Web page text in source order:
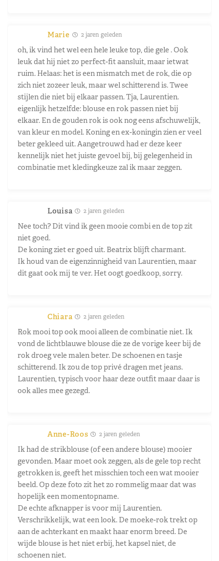
Marie 2 jaren geleden
oh, ik vind het wel een hele leuke top, die gele . Ook
leuk dat hij niet zo perfect-fit aansluit, maar ietwat
ruim. Helaas: het is een mismatch met de rok, die op
zich niet zozeer leuk, maar wel schitterend is. Twee
stijlen die niet bij elkaar passen. Tja, Laurentien.
eigenlijk hetzelfde: blouse en rok passen niet bij
elkaar. En de gouden rok is ook nog eens afschuwelijk,
van kleur en model. Koning en ex-koningin zien er veel
beter gekleed uit. Aangetrouwd had er deze keer
kennelijk niet het juiste gevoel bij, bij gelegenheid in
combinatie met kledingkeuze zal ik maar zeggen.
Louisa 2 jaren geleden
Nee toch? Dit vind ik geen mooie combi en de top zit
niet goed.
De koning ziet er goed uit. Beatrix blijft charmant.
Ik houd van de eigenzinnigheid van Laurentien, maar
dit gaat ook mij te ver. Het oogt goedkoop, sorry.
Chiara 2 jaren geleden
Rok mooi top ook mooi alleen de combinatie niet. Ik
vond de lichtblauwe blouse die ze de vorige keer bij de
rok droeg vele malen beter. De schoenen en tasje
schitterend. Ik zou de top privé dragen met jeans.
Laurentien, typisch voor haar deze outfit maar daar is
ook alles mee gezegd.
Anne-Roos 2 jaren geleden
Ik had de strikblouse (of een andere blouse) mooier
gevonden. Maar moet ook zeggen, als de gele top recht
getrokken is, geeft het misschien toch een wat mooier
beeld. Op deze foto zit het zo rommelig maar dat was
hopelijk een momentopname.
De echte afknapper is voor mij Laurentien.
Verschrikkelijk, wat een look. De moeke-rok trekt op
aan de achterkant en maakt haar enorm breed. De
wijde blouse is het niet erbij, het kapsel niet, de
schoenen niet.